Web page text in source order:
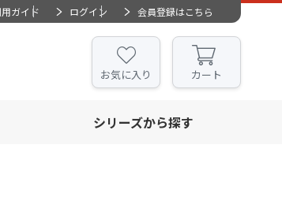
用ガイド ログイン 会員登録はこちら
お気に入り カート
シリーズから探す